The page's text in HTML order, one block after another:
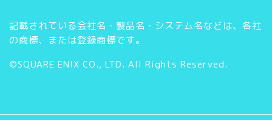
t
u
記載されている会社名・製品名・システム名などは、各社
の商標、または登録商標です。
©SQUARE ENIX CO., LTD. All Rights Reserved.